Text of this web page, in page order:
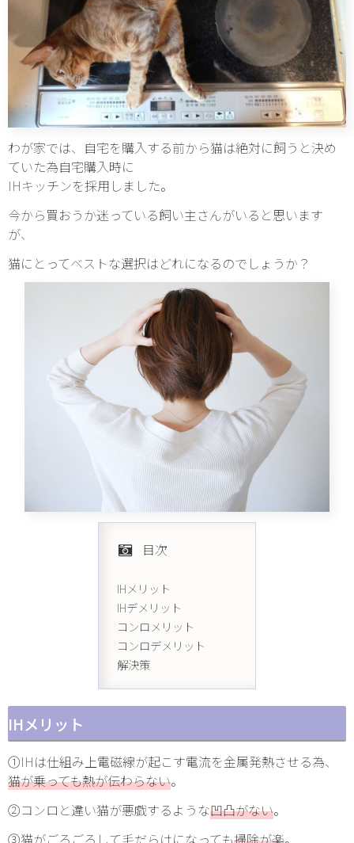
わが家では、自宅を購入する前から猫は絶対に飼うと決め
ていた為自宅購入時に
IHキッチンを採用しました。
今から買おうか迷っている飼い主さんがいると思います
が、
猫にとってベストな選択はどれになるのでしょうか？
目次
IHメリット
IHデメリット
コンロメリット
コンロデメリット
解決策
IHメリット
①IHは仕組み上電磁線が起こす電流を金属発熱させる為、
猫が乗っても熱が伝わらない。
②コンロと違い猫が悪戯するような凹凸がない。
③猫がごろごろして毛だらけになっても掃除が楽。